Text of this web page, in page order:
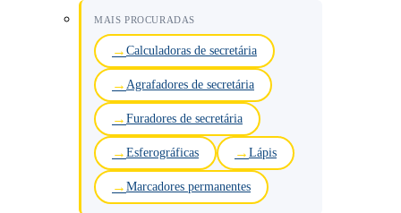
MAIS PROCURADAS
Calculadoras de secretária
Agrafadores de secretária
Furadores de secretária
Esferográficas Lápis
Marcadores permanentes